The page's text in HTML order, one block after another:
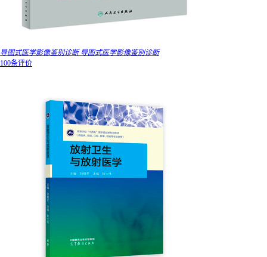
导图式医学影像鉴别诊断 导图式医学影像鉴别诊断
100条评价